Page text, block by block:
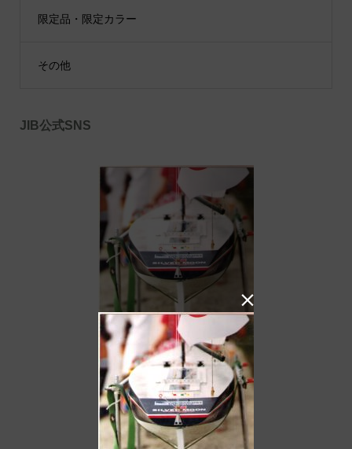
限定品・限定カラー
その他
JIB公式SNS
